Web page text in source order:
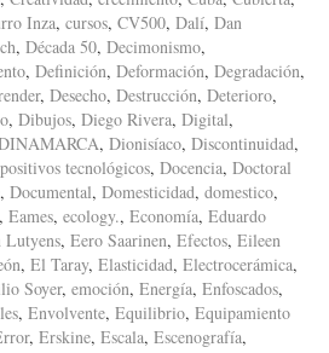
Inza, cursos, CV500, Dalí, Dan
, Década 50, Decimonismo,
, Definición, Deformación, Degradación,
, Desecho, Destrucción, Deterioro,
, Dibujos, Diego Rivera, Digital,
, Dionisíaco, Discontinuidad,
tecnológicos, Docencia, Doctoral
, Documental, Domesticidad, domestico,
, Eames, ecology., Economía, Eduardo
, Eero Saarinen, Efectos, Eileen
, El Taray, Elasticidad, Electrocerámica,
Soyer, emoción, Energía, Enfoscados,
, Envolvente, Equilibrio, Equipamiento
, Erskine, Escala, Escenografía,